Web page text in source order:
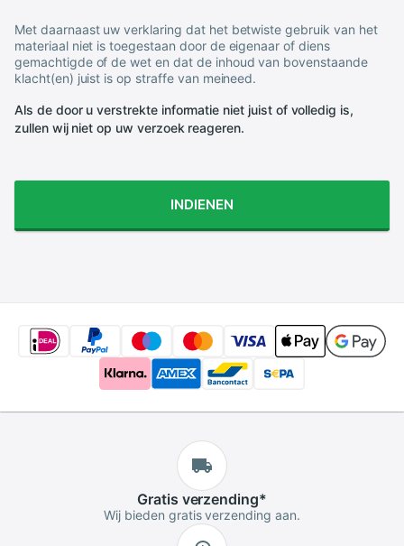
Met daarnaast uw verklaring dat het betwiste gebruik van het
materiaal niet is toegestaan door de eigenaar of diens
gemachtigde of de wet en dat de inhoud van bovenstaande
klacht(en) juist is op straffe van meineed.
Als de door u verstrekte informatie niet juist of volledig is,
zullen wij niet op uw verzoek reageren.
INDIENEN
Gratis verzending*
Wij bieden gratis verzending aan.